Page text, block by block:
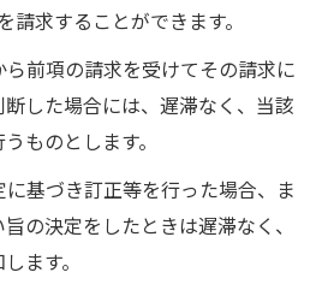
請求することができます。
前項の請求を受けてその請求に
した場合には、遅滞なく、当該
ものとします。
基づき訂正等を行った場合、ま
の決定をしたときは遅滞なく、
ます。